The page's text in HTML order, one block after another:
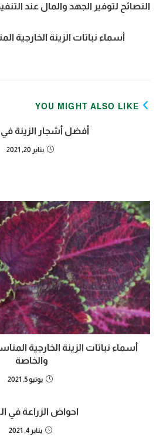
النصائح لتوفير الجهد والمال عند
أسماء نباتات الزينة الخارجية
YOU MIGHT ALSO LIKE
أفضل أشجار الزينة في
يناير 20, 2021
أسماء نباتات الزينة الخارجية
والخاصة
يونيو 5, 2021
احواض الزراعة في
يناير 4, 2021